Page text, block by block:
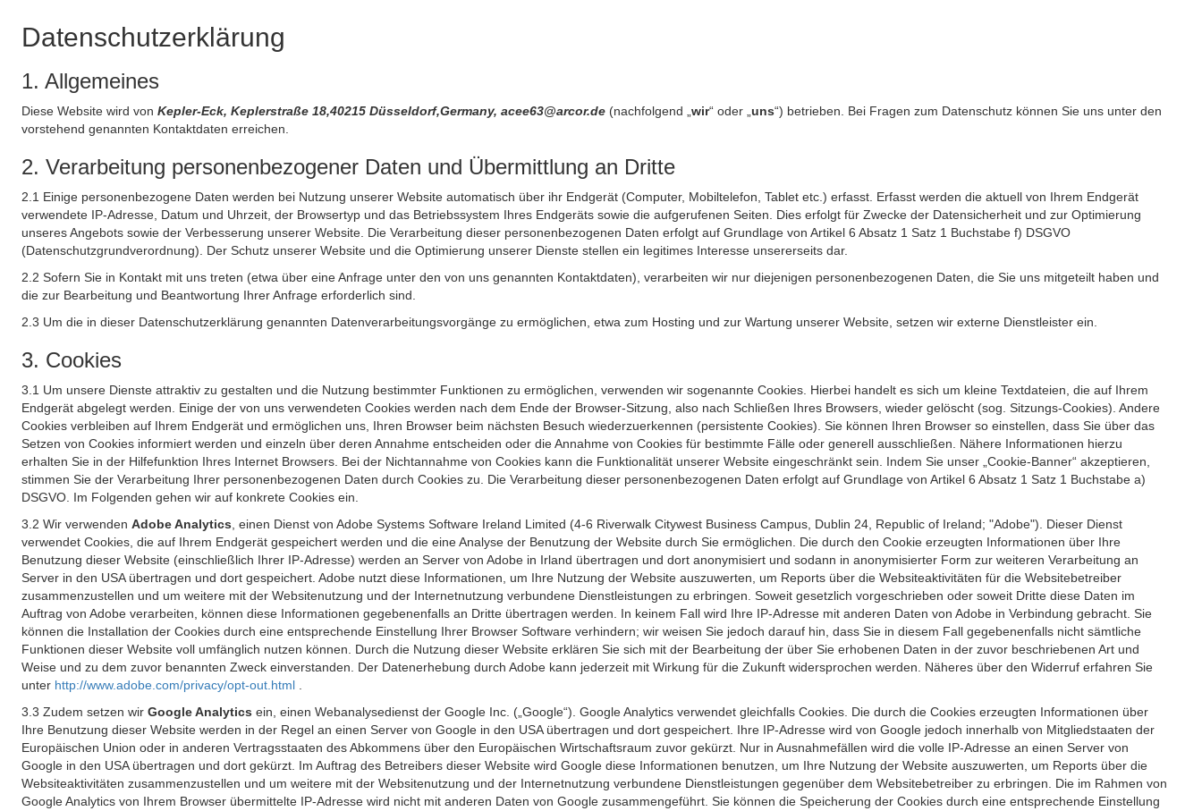
Datenschutzerklärung
1. Allgemeines
Diese Website wird von Kepler-Eck, Keplerstraße 18,40215 Düsseldorf,Germany, acee63@arcor.de (nachfolgend „ wir“ oder „ uns“) betrieben. Bei Fragen zum Datenschutz können Sie uns unter den
vorstehend genannten Kontaktdaten erreichen.
2. Verarbeitung personenbezogener Daten und Übermittlung an Dritte
2.1 Einige personenbezogene Daten werden bei Nutzung unserer Website automatisch über ihr Endgerät (Computer, Mobiltelefon, Tablet etc.) erfasst. Erfasst werden die aktuell von Ihrem Endgerät
verwendete IP-Adresse, Datum und Uhrzeit, der Browsertyp und das Betriebssystem Ihres Endgeräts sowie die aufgerufenen Seiten. Dies erfolgt für Zwecke der Datensicherheit und zur Optimierung
unseres Angebots sowie der Verbesserung unserer Website. Die Verarbeitung dieser personenbezogenen Daten erfolgt auf Grundlage von Artikel 6 Absatz 1 Satz 1 Buchstabe f) DSGVO
(Datenschutzgrundverordnung). Der Schutz unserer Website und die Optimierung unserer Dienste stellen ein legitimes Interesse unsererseits dar.
2.2 Sofern Sie in Kontakt mit uns treten (etwa über eine Anfrage unter den von uns genannten Kontaktdaten), verarbeiten wir nur diejenigen personenbezogenen Daten, die Sie uns mitgeteilt haben und
die zur Bearbeitung und Beantwortung Ihrer Anfrage erforderlich sind.
2.3 Um die in dieser Datenschutzerklärung genannten Datenverarbeitungsvorgänge zu ermöglichen, etwa zum Hosting und zur Wartung unserer Website, setzen wir externe Dienstleister ein.
3. Cookies
3.1 Um unsere Dienste attraktiv zu gestalten und die Nutzung bestimmter Funktionen zu ermöglichen, verwenden wir sogenannte Cookies. Hierbei handelt es sich um kleine Textdateien, die auf Ihrem
Endgerät abgelegt werden. Einige der von uns verwendeten Cookies werden nach dem Ende der Browser-Sitzung, also nach Schließen Ihres Browsers, wieder gelöscht (sog. Sitzungs-Cookies). Andere
Cookies verbleiben auf Ihrem Endgerät und ermöglichen uns, Ihren Browser beim nächsten Besuch wiederzuerkennen (persistente Cookies). Sie können Ihren Browser so einstellen, dass Sie über das
Setzen von Cookies informiert werden und einzeln über deren Annahme entscheiden oder die Annahme von Cookies für bestimmte Fälle oder generell ausschließen. Nähere Informationen hierzu
erhalten Sie in der Hilfefunktion Ihres Internet Browsers. Bei der Nichtannahme von Cookies kann die Funktionalität unserer Website eingeschränkt sein. Indem Sie unser „Cookie-Banner“ akzeptieren,
stimmen Sie der Verarbeitung Ihrer personenbezogenen Daten durch Cookies zu. Die Verarbeitung dieser personenbezogenen Daten erfolgt auf Grundlage von Artikel 6 Absatz 1 Satz 1 Buchstabe a)
DSGVO. Im Folgenden gehen wir auf konkrete Cookies ein.
3.2 Wir verwenden Adobe Analytics , einen Dienst von Adobe Systems Software Ireland Limited (4-6 Riverwalk Citywest Business Campus, Dublin 24, Republic of Ireland; "Adobe"). Dieser Dienst
verwendet Cookies, die auf Ihrem Endgerät gespeichert werden und die eine Analyse der Benutzung der Website durch Sie ermöglichen. Die durch den Cookie erzeugten Informationen über Ihre
Benutzung dieser Website (einschließlich Ihrer IP-Adresse) werden an Server von Adobe in Irland übertragen und dort anonymisiert und sodann in anonymisierter Form zur weiteren Verarbeitung an
Server in den USA übertragen und dort gespeichert. Adobe nutzt diese Informationen, um Ihre Nutzung der Website auszuwerten, um Reports über die Websiteaktivitäten für die Websitebetreiber
zusammenzustellen und um weitere mit der Websitenutzung und der Internetnutzung verbundene Dienstleistungen zu erbringen. Soweit gesetzlich vorgeschrieben oder soweit Dritte diese Daten im
Auftrag von Adobe verarbeiten, können diese Informationen gegebenenfalls an Dritte übertragen werden. In keinem Fall wird Ihre IP-Adresse mit anderen Daten von Adobe in Verbindung gebracht. Sie
können die Installation der Cookies durch eine entsprechende Einstellung Ihrer Browser Software verhindern; wir weisen Sie jedoch darauf hin, dass Sie in diesem Fall gegebenenfalls nicht sämtliche
Funktionen dieser Website voll umfänglich nutzen können. Durch die Nutzung dieser Website erklären Sie sich mit der Bearbeitung der über Sie erhobenen Daten in der zuvor beschriebenen Art und
Weise und zu dem zuvor benannten Zweck einverstanden. Der Datenerhebung durch Adobe kann jederzeit mit Wirkung für die Zukunft widersprochen werden. Näheres über den Widerruf erfahren Sie
unter http://www.adobe.com/privacy/opt-out.html
3.3 Zudem setzen wir Google Analytics ein, einen Webanalysedienst der Google Inc. („Google“). Google Analytics verwendet gleichfalls Cookies. Die durch die Cookies erzeugten Informationen über
Ihre Benutzung dieser Website werden in der Regel an einen Server von Google in den USA übertragen und dort gespeichert. Ihre IP-Adresse wird von Google jedoch innerhalb von Mitgliedstaaten der
Europäischen Union oder in anderen Vertragsstaaten des Abkommens über den Europäischen Wirtschaftsraum zuvor gekürzt. Nur in Ausnahmefällen wird die volle IP-Adresse an einen Server von
Google in den USA übertragen und dort gekürzt. Im Auftrag des Betreibers dieser Website wird Google diese Informationen benutzen, um Ihre Nutzung der Website auszuwerten, um Reports über die
Websiteaktivitäten zusammenzustellen und um weitere mit der Websitenutzung und der Internetnutzung verbundene Dienstleistungen gegenüber dem Websitebetreiber zu erbringen. Die im Rahmen von
Google Analytics von Ihrem Browser übermittelte IP-Adresse wird nicht mit anderen Daten von Google zusammengeführt. Sie können die Speicherung der Cookies durch eine entsprechende Einstellung